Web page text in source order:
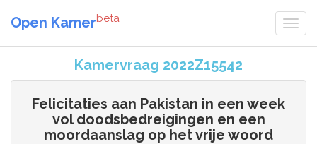
Open Kamerbeta
Kamervraag 2022Z15542
Felicitaties aan Pakistan in een week
vol doodsbedreigingen en een
moordaanslag op het vrije woord